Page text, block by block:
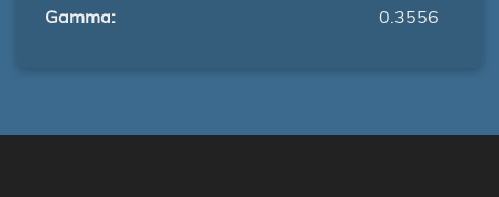
Gamma:
0.3556